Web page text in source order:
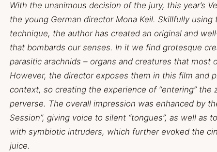
With the unanimous decision of the jury, this year’s
the young German director Mona Keil. Skillfully
technique, the author has created an original and
that bombards our senses. In it we find grotesque
parasitic arachnids – organs and creatures that most
However, the director exposes them in this film and
context, so creating the experience of “entering”
perverse. The overall impression was enhanced by
Session”, giving voice to silent “tongues”, as well as
with symbiotic intruders, which further evoked the
juice.